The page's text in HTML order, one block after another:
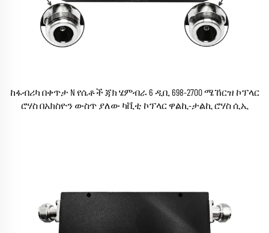
ከፋብሪካ በቀጥታ N የሴቶች ጃክ ሄምብራ 6 ዲቢ 698-2700 ሜኸርዝ ኮፕላር
ሮሃስ በአክስዮን ውስጥ ያለው ካቪቲ ኮፕላር ዋልኪ-ታልኪ ሮሃስ ሲኢ